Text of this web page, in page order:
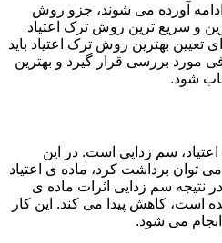
آورده می شوند، جزو روش
و سریع ترین روش ترک اعتیاد
بهترین روش ترک اعتیاد باید
مورد بررسی قرار گیرد و بهترین
شود.
سم زدایی است. در این
توان برداشت کرد، ماده ی اعتیاد
نتیجه سم زدایی اثرات ماده ی
است، کاهش پیدا می کند. این کار
می شود.